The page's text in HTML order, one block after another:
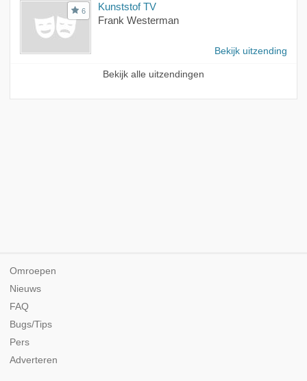
6
Kunststof TV
Frank Westerman
Bekijk uitzending
Bekijk alle uitzendingen
Omroepen
Nieuws
FAQ
Bugs/Tips
Pers
Adverteren